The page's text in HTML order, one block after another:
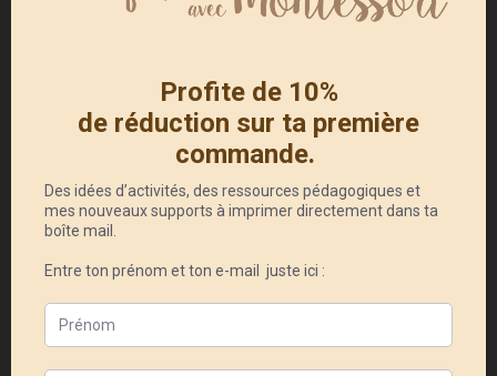
Il est l’heure d’aller se coucher,
ou te brosser les dents en
premier ?
À vous de continuer la liste !
Comme vous l’aurez compris, il ne
s’agit pas de lui laisser choisir le
plutôt de lui faire comprendre qu’il